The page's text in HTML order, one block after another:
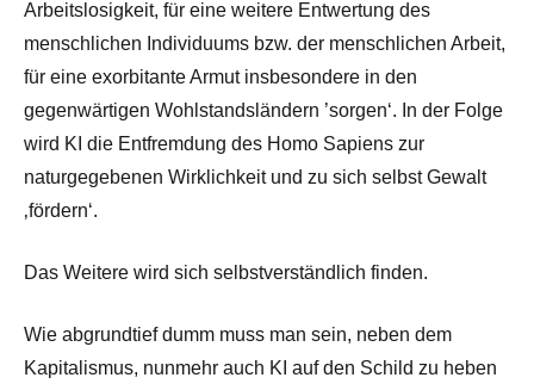
Arbeitslosigkeit, für eine weitere Entwertung des
menschlichen Individuums bzw. der menschlichen Arbeit,
für eine exorbitante Armut insbesondere in den
gegenwärtigen Wohlstandsländern ’sorgen‘. In der Folge
wird KI die Entfremdung des Homo Sapiens zur
naturgegebenen Wirklichkeit und zu sich selbst Gewalt
‚fördern‘.
Das Weitere wird sich selbstverständlich finden.
Wie abgrundtief dumm muss man sein, neben dem
Kapitalismus, nunmehr auch KI auf den Schild zu heben